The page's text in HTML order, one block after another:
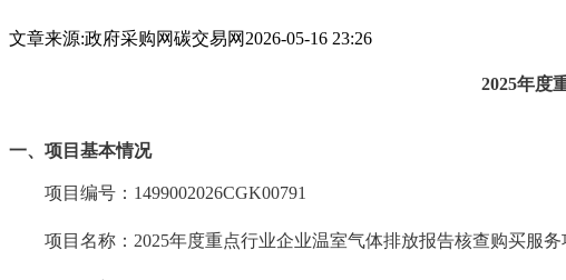
文章来源:政府采购网碳交易网 2026-05-16 23:26
2025年度
一、项目基本情况
项目编号： 1499002026CGK00791
项目名称： 2025年度重点行业企业温室气体排放报告核查购买服务